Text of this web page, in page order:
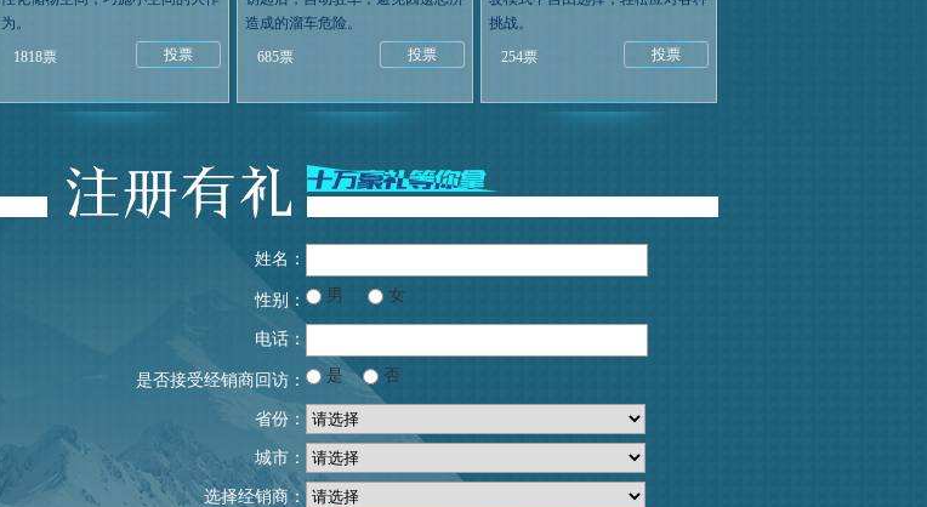
为。
1818票
投票
造成的溜车危险。
685票
投票
挑战。
254票
投票
姓名：
性别： 男 女
电话：
是否接受经销商回访： 是 否
省份：
城市：
选择经销商：